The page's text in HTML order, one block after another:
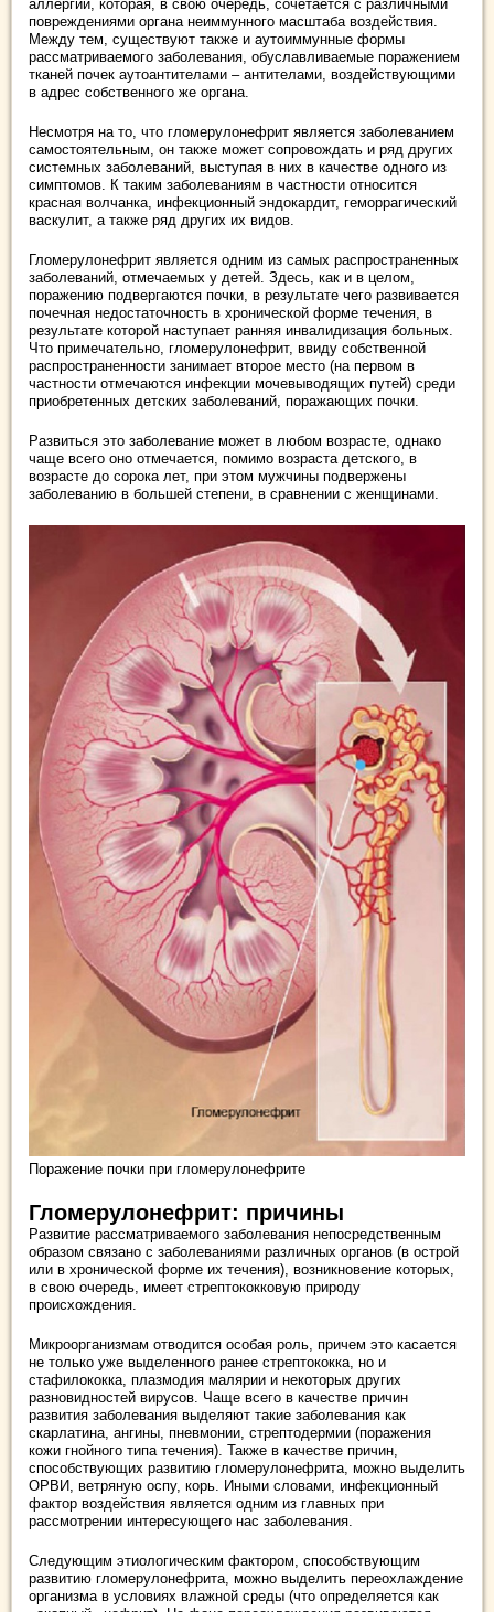
аллергии, которая, в свою очередь, сочетается с различными
повреждениями органа неиммунного масштаба воздействия.
Между тем, существуют также и аутоиммунные формы
рассматриваемого заболевания, обуславливаемые поражением
тканей почек аутоантителами – антителами, воздействующими
в адрес собственного же органа.
Несмотря на то, что гломерулонефрит является заболеванием
самостоятельным, он также может сопровождать и ряд других
системных заболеваний, выступая в них в качестве одного из
симптомов. К таким заболеваниям в частности относится
красная волчанка, инфекционный эндокардит, геморрагический
васкулит, а также ряд других их видов.
Гломерулонефрит является одним из самых распространенных
заболеваний, отмечаемых у детей. Здесь, как и в целом,
поражению подвергаются почки, в результате чего развивается
почечная недостаточность в хронической форме течения, в
результате которой наступает ранняя инвалидизация больных.
Что примечательно, гломерулонефрит, ввиду собственной
распространенности занимает второе место (на первом в
частности отмечаются инфекции мочевыводящих путей) среди
приобретенных детских заболеваний, поражающих почки.
Развиться это заболевание может в любом возрасте, однако
чаще всего оно отмечается, помимо возраста детского, в
возрасте до сорока лет, при этом мужчины подвержены
заболеванию в большей степени, в сравнении с женщинами.
Поражение почки при гломерулонефрите
Гломерулонефрит: причины
Развитие рассматриваемого заболевания непосредственным
образом связано с заболеваниями различных органов (в острой
или в хронической форме их течения), возникновение которых,
в свою очередь, имеет стрептококковую природу
происхождения.
Микроорганизмам отводится особая роль, причем это касается
не только уже выделенного ранее стрептококка, но и
стафилококка, плазмодия малярии и некоторых других
разновидностей вирусов. Чаще всего в качестве причин
развития заболевания выделяют такие заболевания как
скарлатина, ангины, пневмонии, стрептодермии (поражения
кожи гнойного типа течения). Также в качестве причин,
способствующих развитию гломерулонефрита, можно выделить
ОРВИ, ветряную оспу, корь. Иными словами, инфекционный
фактор воздействия является одним из главных при
рассмотрении интересующего нас заболевания.
Следующим этиологическим фактором, способствующим
развитию гломерулонефрита, можно выделить переохлаждение
организма в условиях влажной среды (что определяется как